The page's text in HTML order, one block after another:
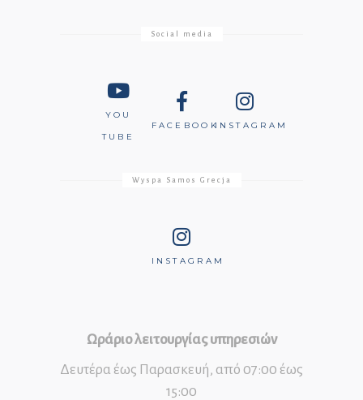
Social media
YOU
TUBE
FACEBOOKINSTAGRAM
Wyspa Samos Grecja
INSTAGRAM
Ωράριο λειτουργίας υπηρεσιών
Δευτέρα έως Παρασκευή, από 07:00 έως
15:00